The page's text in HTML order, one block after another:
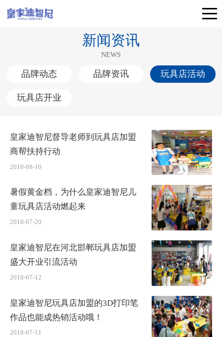
新闻资讯
NEWS
品牌动态 品牌资讯 玩具店活动
玩具店开业
皇家迪智尼督导老师到玩具店加盟
商帮扶持行动
2018-08-10
暑假黄金档，为什么皇家迪智尼儿
童玩具店活动燃起来
2018-07-20
皇家迪智尼在河北邯郸玩具店加盟
盛大开业引流活动
2018-07-12
皇家迪智尼玩具店加盟的3D打印笔
作品也能成热销活动哦！
2018-07-11